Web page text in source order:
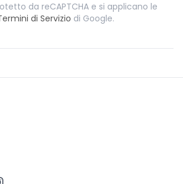
da reCAPTCHA e si applicano le
di Servizio di Google.